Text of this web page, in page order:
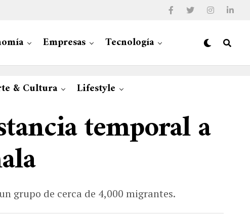
Empresas Tecnología
& Cultura Lifestyle
temporal a
grupo de cerca de 4,000 migrantes.